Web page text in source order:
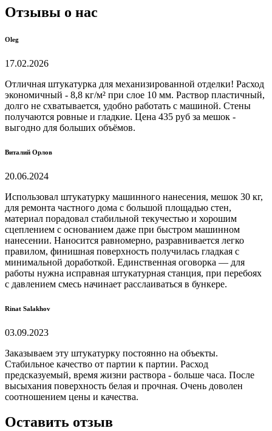
Отзывы о нас
Oleg
17.02.2026
Отличная штукатурка для механизированной отделки! Расход
экономичный - 8,8 кг/м² при слое 10 мм. Раствор пластичный,
долго не схватывается, удобно работать с машиной. Стены
получаются ровные и гладкие. Цена 435 руб за мешок -
выгодно для больших объёмов.
Виталий Орлов
20.06.2024
Использовал штукатурку машинного нанесения, мешок 30 кг,
для ремонта частного дома с большой площадью стен,
материал порадовал стабильной текучестью и хорошим
сцеплением с основанием даже при быстром машинном
нанесении. Наносится равномерно, разравнивается легко
правилом, финишная поверхность получилась гладкая с
минимальной доработкой. Единственная оговорка — для
работы нужна исправная штукатурная станция, при перебоях
с давлением смесь начинает расслаиваться в бункере.
Rinat Salakhov
03.09.2023
Заказываем эту штукатурку постоянно на объекты.
Стабильное качество от партии к партии. Расход
предсказуемый, время жизни раствора - больше часа. После
высыхания поверхность белая и прочная. Очень доволен
соотношением цены и качества.
Оставить отзыв